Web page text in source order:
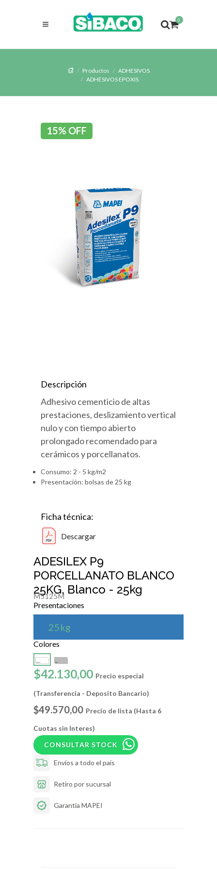
0
Productos
ADHESIVOS
ADHESIVOS EPOXIS
15% OFF
Descripción
Adhesivo cementicio de altas
prestaciones, deslizamiento vertical
nulo y con tiempo abierto
prolongado recomendado para
cerámicos y porcellanatos.
Consumo: 2 - 5 kg/m2
Presentación: bolsas de 25 kg
Ficha técnica:
Descargar
ADESILEX P9
PORCELLANATO BLANCO
25KG, Blanco - 25kg
M5125M
Presentaciones
25kg
Colores
$42.130,00 Precio especial
(Transferencia - Deposito Bancario)
$49.570,00 Precio de lista (Hasta 6
Cuotas sin Interes)
CONSULTAR STOCK
Envíos a todo el país
Retiro por sucursal
Garantía MAPEI